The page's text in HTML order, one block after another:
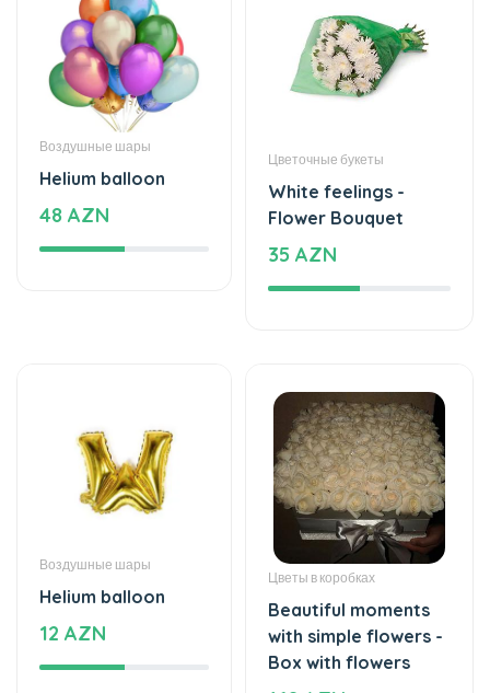
Воздушные шары
Helium balloon
48 AZN
Цветочные букеты
White feelings -
Flower Bouquet
Воздушные шары
Helium balloon
12 AZN
Цветы в коробках
Beautiful moments
with simple flowers -
Box with flowers
168 AZN